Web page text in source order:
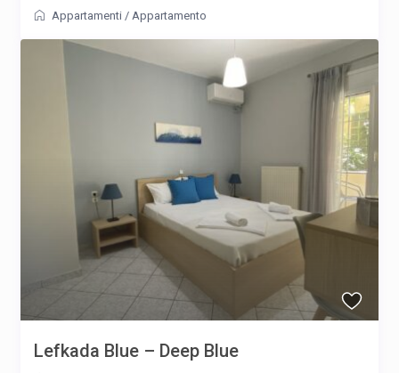
Appartamenti /Appartamento
Lefkada Blue – Deep Blue